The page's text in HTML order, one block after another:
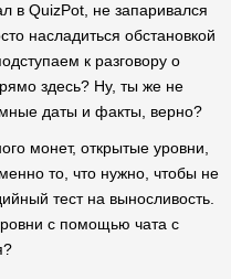
в QuizPot, не запаривался
насладиться обстановкой
к разговору о
здесь? Ну, ты же не
даты и факты, верно?
монет, открытые уровни,
то, что нужно, чтобы не
тест на выносливость.
с помощью чата с